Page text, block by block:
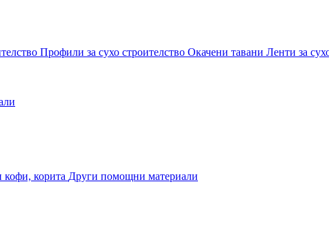
Профили за сухо строителство Окачени тавани Ленти за
кофи, корита Други помощни материали